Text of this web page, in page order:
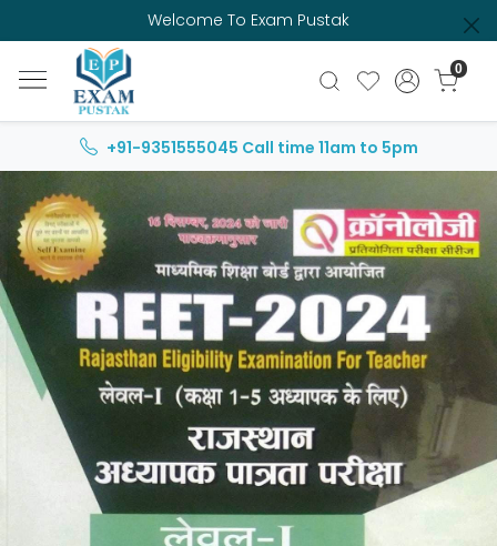
Welcome To Exam Pustak
0
+91-9351555045 Call time 11am to 5pm